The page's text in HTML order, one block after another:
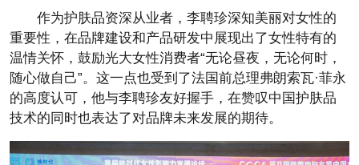
作为护肤品资深从业者，李聘珍深知美丽对女性的
重要性，在品牌建设和产品研发中展现出了女性特有的
温情关怀，鼓励光大女性消费者“无论昼夜，无论何时，
随心做自己”。这一点也受到了法国前总理弗朗索瓦·菲永
的高度认可，他与李聘珍友好握手，在赞叹中国护肤品
技术的同时也表达了对品牌未来发展的期待。